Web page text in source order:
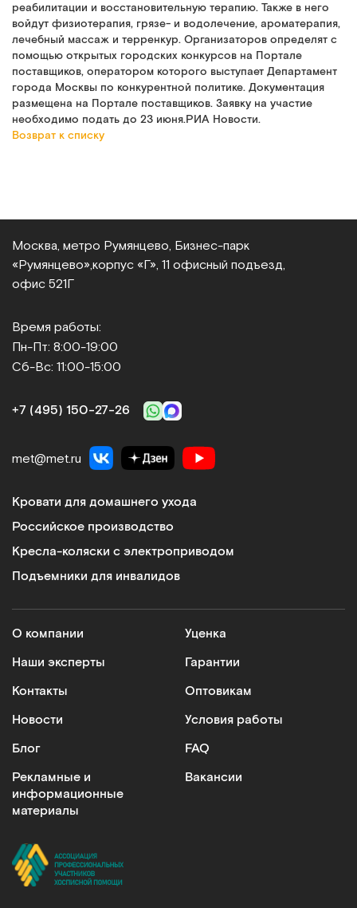
реабилитации и восстановительную терапию. Также в него
войдут физиотерапия, грязе- и водолечение, ароматерапия,
лечебный массаж и терренкур. Организаторов определят с
помощью открытых городских конкурсов на Портале
поставщиков, оператором которого выступает Департамент
города Москвы по конкурентной политике. Документация
размещена на Портале поставщиков. Заявку на участие
необходимо подать до 23 июня.РИА Новости.
Возврат к списку
Москва, метро Румянцево, Бизнес‑парк
«Румянцево», корпус «Г», 11 офисный подъезд,
офис 521Г
Время работы:
Пн-Пт: 8:00-19:00
Сб-Вс: 11:00-15:00
+7 (495) 150‑27‑26
met@met.ru
Кровати для домашнего ухода
Российское производство
Кресла-коляски с электроприводом
Подъемники для инвалидов
О компании
Наши эксперты
Контакты
Новости
Блог
Рекламные и
информационные
материалы
Уценка
Гарантии
Оптовикам
Условия работы
FAQ
Вакансии